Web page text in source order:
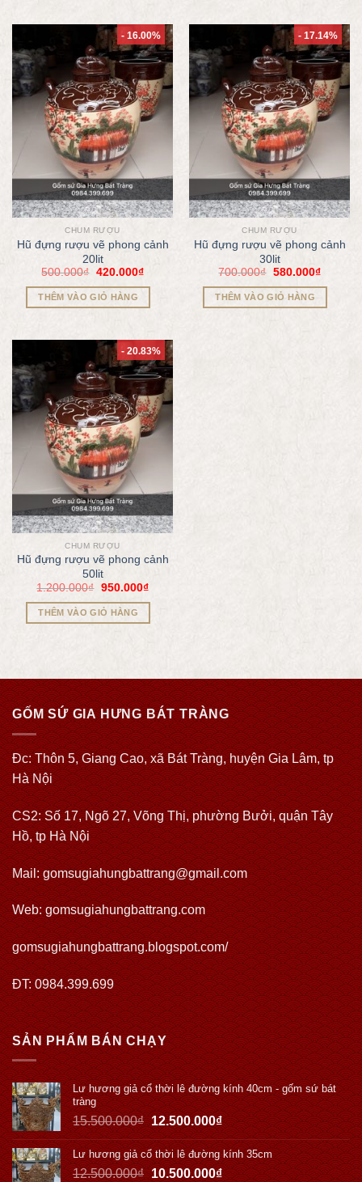
- 16.00%
CHUM RƯỢU
Hũ đựng rượu vẽ phong cảnh
20lit
500.000₫ 420.000₫
THÊM VÀO GIỎ HÀNG
- 17.14%
CHUM RƯỢU
Hũ đựng rượu vẽ phong cảnh
30lit
700.000₫ 580.000₫
THÊM VÀO GIỎ HÀNG
- 20.83%
CHUM RƯỢU
Hũ đựng rượu vẽ phong cảnh
50lit
1.200.000₫ 950.000₫
THÊM VÀO GIỎ HÀNG
GỐM SỨ GIA HƯNG BÁT TRÀNG
Đc: Thôn 5, Giang Cao, xã Bát Tràng, huyện Gia Lâm, tp
Hà Nội
CS2: Số 17, Ngõ 27, Võng Thị, phường Bưởi, quận Tây
Hồ, tp Hà Nội
Mail: gomsugiahungbattrang@gmail.com
Web:gomsugiahungbattrang.com
gomsugiahungbattrang.blogspot.com/
ĐT: 0984.399.699
SẢN PHẨM BÁN CHẠY
Lư hương giả cổ thời lê đường kính 40cm - gốm sứ bát
tràng
15.500.000₫ 12.500.000₫
Lư hương giả cổ thời lê đường kính 35cm
12.500.000₫ 10.500.000₫